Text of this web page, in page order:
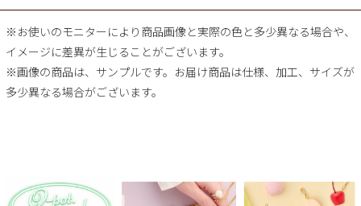
※お使いのモニターにより商品画像と実際の色と多少異なる場合や、
イメージに差異が生じることがございます。
※画像の商品は、サンプルです。お届け商品は仕様、加工、サイズが
多少異なる場合がございます。